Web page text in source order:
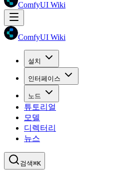
ComfyUI Wiki
ComfyUI Wiki
설치
인터페이스
노드
튜토리얼
모델
디렉터리
뉴스
검색⌘K